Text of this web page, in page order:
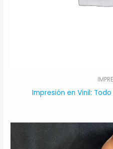
Impresión en Vinil: